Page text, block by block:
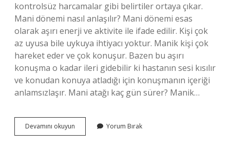
kontrolsüz harcamalar gibi belirtiler ortaya çıkar.
Mani dönemi nasıl anlaşılır? Mani dönemi esas
olarak aşırı enerji ve aktivite ile ifade edilir. Kişi çok
az uyusa bile uykuya ihtiyacı yoktur. Manik kişi çok
hareket eder ve çok konuşur. Bazen bu aşırı
konuşma o kadar ileri gidebilir ki hastanın sesi kısılır
ve konudan konuya atladığı için konuşmanın içeriği
anlamsızlaşır. Mani atağı kaç gün sürer? Manik…
Devamını okuyun
Nasıl
Yorum Bırak